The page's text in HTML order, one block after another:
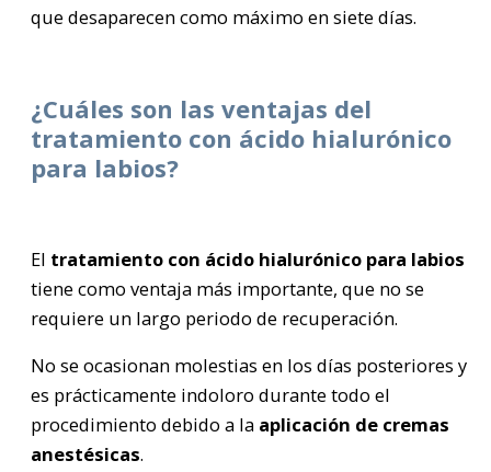
que desaparecen como máximo en siete días.
¿Cuáles son las ventajas del
tratamiento con ácido hialurónico
para labios?
El tratamiento con ácido hialurónico para labios
tiene como ventaja más importante, que no se
requiere un largo periodo de recuperación.
No se ocasionan molestias en los días posteriores y
es prácticamente indoloro durante todo el
procedimiento debido a la aplicación de cremas
anestésicas.